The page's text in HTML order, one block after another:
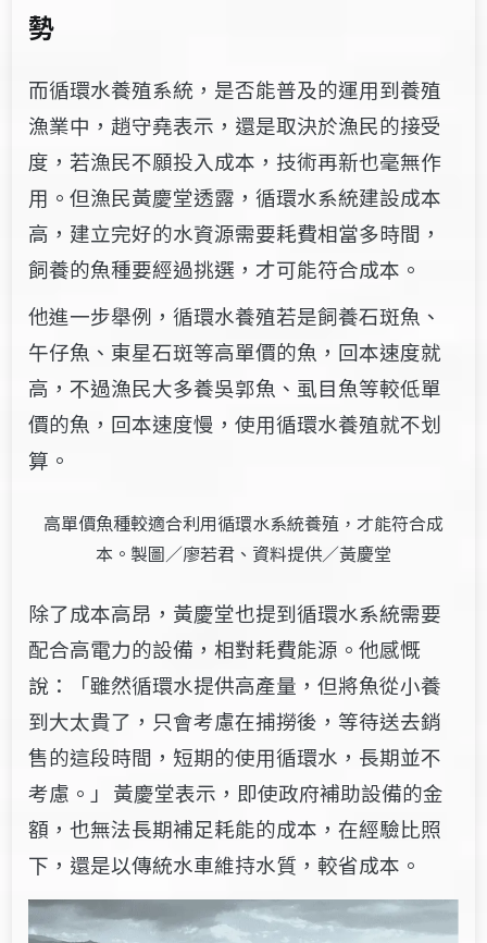
勢
而循環水養殖系統，是否能普及的運用到養殖
漁業中，趙守堯表示，還是取決於漁民的接受
度，若漁民不願投入成本，技術再新也毫無作
用。但漁民黃慶堂透露，循環水系統建設成本
高，建立完好的水資源需要耗費相當多時間，
飼養的魚種要經過挑選，才可能符合成本。
他進一步舉例，循環水養殖若是飼養石斑魚、
午仔魚、東星石斑等高單價的魚，回本速度就
高，不過漁民大多養吳郭魚、虱目魚等較低單
價的魚，回本速度慢，使用循環水養殖就不划
算。
高單價魚種較適合利用循環水系統養殖，才能符合成
本。製圖／廖若君、資料提供／黃慶堂
除了成本高昂， 黃慶堂也提到循環水系統需要
配合高電力的設備，相對耗費能源 。他感慨
說 ：
「雖然循環水提供高產量，但將魚從小養
到大太貴了， 只會考慮在捕撈後，等待送去銷
售的這段時間，短期的使用循環水 ，長期並不
考慮。」 黃慶堂表示，即使政府補助設備的金
額，也無法長期補足耗能的成本，在經驗比照
下，還是以傳統水車維持水質，較省成本。